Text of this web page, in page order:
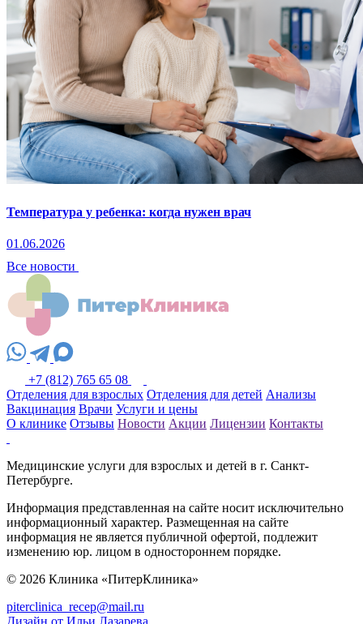
Температура у ребенка: когда нужен врач
01.06.2026
Все новости
+7 (812) 765 65 08
Отделения для взрослых Отделения для детей Анализы
Вакцинация Врачи Услуги и цены
О клинике Отзывы Новости Акции Лицензии Контакты
Медицинские услуги для взрослых и детей в г. Санкт-
Петербурге.
Информация представленная на сайте носит исключительно
информационный характер. Размещенная на сайте
информация не является публичной офертой, подлежит
изменению юр. лицом в одностороннем порядке.
© 2026 Клиника «ПитерКлиника»
piterclinica_recep@mail.ru
Дизайн от Ильи Лазарева